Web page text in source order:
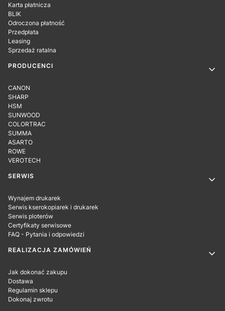
Karta płatnicza
BLIK
Odroczona płatność
Przedpłata
Leasing
Sprzedaż ratalna
PRODUCENCI
CANON
SHARP
HSM
SUNWOOD
COLORTRAC
SUMMA
ASARTO
ROWE
VEROTECH
SERWIS
Wynajem drukarek
Serwis kserokopiarek i drukarek
Serwis ploterów
Certyfikaty serwisowe
FAQ - Pytania i odpowiedzi
REALIZACJA ZAMÓWIEŃ
Jak dokonać zakupu
Dostawa
Regulamin sklepu
Dokonaj zwrotu